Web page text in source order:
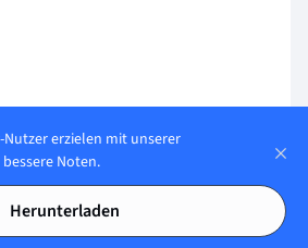
erzielen mit unserer
Noten.
Herunterladen